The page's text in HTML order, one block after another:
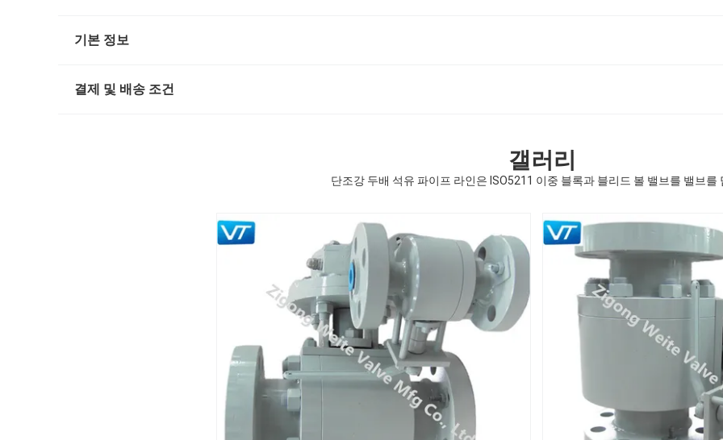
기본 정보
결제 및 배송 조건
갤러리
단조강 두배 석유 파이프 라인은 ISO5211 이중 블록과 블리드 볼 밸브를 밸브를